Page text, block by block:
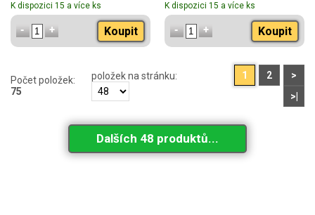
K dispozici 15 a více ks
Koupit
K dispozici 15 a více ks
Koupit
Počet položek:
75
položek na stránku: 1 2
>
>|
Dalších 48 produktů...